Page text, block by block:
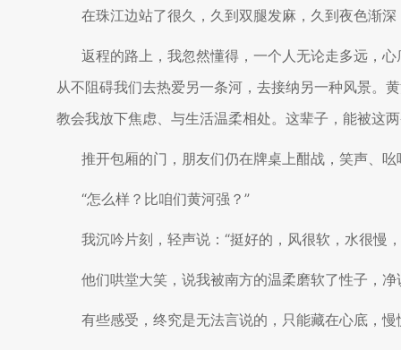
在珠江边站了很久，久到双腿发麻，久到夜色渐
返程的路上，我忽然懂得，一个人无论走多远，
从不阻碍我们去热爱另一条河，去接纳另一种风景。
教会我放下焦虑、与生活温柔相处。这辈子，能被这
推开包厢的门，朋友们仍在牌桌上酣战，笑声、
“怎么样？比咱们黄河强？”
我沉吟片刻，轻声说：“挺好的，风很软，水很慢
他们哄堂大笑，说我被南方的温柔磨软了性子，
有些感受，终究是无法言说的，只能藏在心底，慢